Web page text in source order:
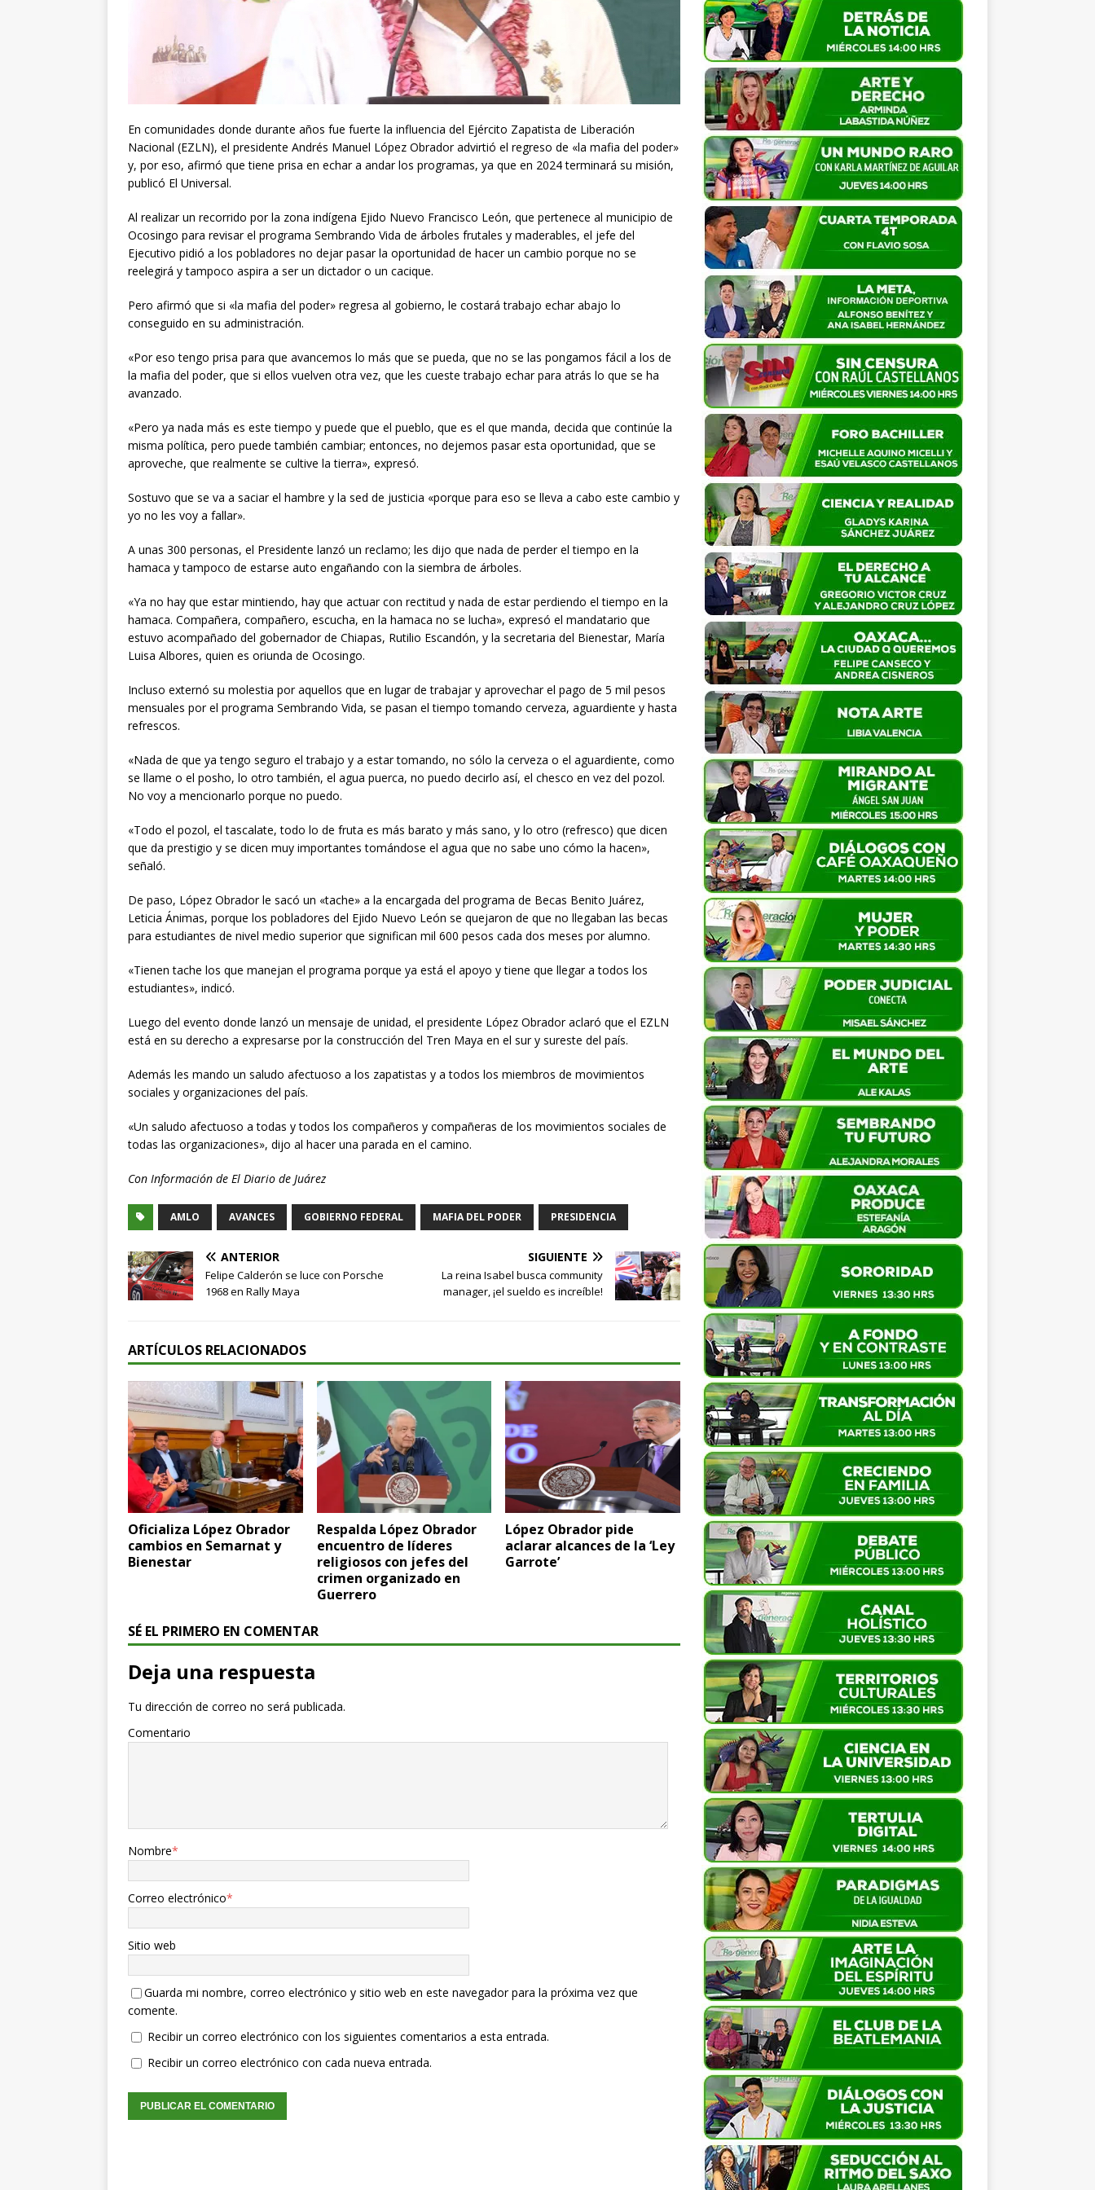
En comunidades donde durante años fue fuerte la influencia del Ejército Zapatista de Liberación
Nacional (EZLN), el presidente Andrés Manuel López Obrador advirtió el regreso de «la mafia del poder»
y, por eso, afirmó que tiene prisa en echar a andar los programas, ya que en 2024 terminará su misión,
publicó El Universal.
Al realizar un recorrido por la zona indígena Ejido Nuevo Francisco León, que pertenece al municipio de
Ocosingo para revisar el programa Sembrando Vida de árboles frutales y maderables, el jefe del
Ejecutivo pidió a los pobladores no dejar pasar la oportunidad de hacer un cambio porque no se
reelegirá y tampoco aspira a ser un dictador o un cacique.
Pero afirmó que si «la mafia del poder» regresa al gobierno, le costará trabajo echar abajo lo
conseguido en su administración.
«Por eso tengo prisa para que avancemos lo más que se pueda, que no se las pongamos fácil a los de
la mafia del poder, que si ellos vuelven otra vez, que les cueste trabajo echar para atrás lo que se ha
avanzado.
«Pero ya nada más es este tiempo y puede que el pueblo, que es el que manda, decida que continúe la
misma política, pero puede también cambiar; entonces, no dejemos pasar esta oportunidad, que se
aproveche, que realmente se cultive la tierra», expresó.
Sostuvo que se va a saciar el hambre y la sed de justicia «porque para eso se lleva a cabo este cambio y
yo no les voy a fallar».
A unas 300 personas, el Presidente lanzó un reclamo; les dijo que nada de perder el tiempo en la
hamaca y tampoco de estarse auto engañando con la siembra de árboles.
«Ya no hay que estar mintiendo, hay que actuar con rectitud y nada de estar perdiendo el tiempo en la
hamaca. Compañera, compañero, escucha, en la hamaca no se lucha», expresó el mandatario que
estuvo acompañado del gobernador de Chiapas, Rutilio Escandón, y la secretaria del Bienestar, María
Luisa Albores, quien es oriunda de Ocosingo.
Incluso externó su molestia por aquellos que en lugar de trabajar y aprovechar el pago de 5 mil pesos
mensuales por el programa Sembrando Vida, se pasan el tiempo tomando cerveza, aguardiente y hasta
refrescos.
«Nada de que ya tengo seguro el trabajo y a estar tomando, no sólo la cerveza o el aguardiente, como
se llame o el posho, lo otro también, el agua puerca, no puedo decirlo así, el chesco en vez del pozol.
No voy a mencionarlo porque no puedo.
«Todo el pozol, el tascalate, todo lo de fruta es más barato y más sano, y lo otro (refresco) que dicen
que da prestigio y se dicen muy importantes tomándose el agua que no sabe uno cómo la hacen»,
señaló.
De paso, López Obrador le sacó un «tache» a la encargada del programa de Becas Benito Juárez,
Leticia Ánimas, porque los pobladores del Ejido Nuevo León se quejaron de que no llegaban las becas
para estudiantes de nivel medio superior que significan mil 600 pesos cada dos meses por alumno.
«Tienen tache los que manejan el programa porque ya está el apoyo y tiene que llegar a todos los
estudiantes», indicó.
Luego del evento donde lanzó un mensaje de unidad, el presidente López Obrador aclaró que el EZLN
está en su derecho a expresarse por la construcción del Tren Maya en el sur y sureste del país.
Además les mando un saludo afectuoso a los zapatistas y a todos los miembros de movimientos
sociales y organizaciones del país.
«Un saludo afectuoso a todas y todos los compañeros y compañeras de los movimientos sociales de
todas las organizaciones», dijo al hacer una parada en el camino.
Con Información de El Diario de Juárez
AMLO AVANCES GOBIERNO FEDERAL MAFIA DEL PODER PRESIDENCIA
ANTERIOR
Felipe Calderón se luce con Porsche
1968 en Rally Maya
SIGUIENTE
La reina Isabel busca community
manager, ¡el sueldo es increíble!
ARTÍCULOS RELACIONADOS
Oficializa López Obrador
cambios en Semarnat y
Bienestar
Respalda López Obrador
encuentro de líderes
religiosos con jefes del
crimen organizado en
Guerrero
López Obrador pide
aclarar alcances de la ‘Ley
Garrote’
SÉ EL PRIMERO EN COMENTAR
Deja una respuesta
Tu dirección de correo no será publicada.
Comentario
Nombre*
Correo electrónico*
Sitio web
Guarda mi nombre, correo electrónico y sitio web en este navegador para la próxima vez que
comente.
Recibir un correo electrónico con los siguientes comentarios a esta entrada.
Recibir un correo electrónico con cada nueva entrada.